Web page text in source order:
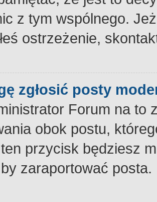
z tym wspólnego.
ostrzeżenie,
zgłosić posty
Forum na to
obok postu,
przycisk będziesz
zaraportować posta.